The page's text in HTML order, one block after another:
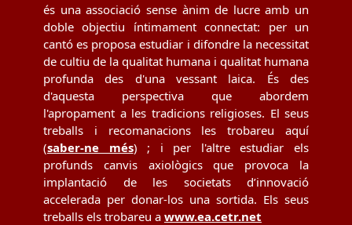
és una associació sense ànim de lucre amb un
doble objectiu íntimament connectat: per un
cantó es proposa estudiar i difondre la necessitat
de cultiu de la qualitat humana i qualitat humana
profunda des d'una vessant laica. És des
d'aquesta perspectiva que abordem
l'apropament a les tradicions religioses. El seus
treballs i recomanacions les trobareu aquí
(saber-ne més) ; i per l'altre estudiar els
profunds canvis axiològics que provoca la
implantació de les societats d’innovació
accelerada per donar-los una sortida. Els seus
treballs els trobareu a www.ea.cetr.net